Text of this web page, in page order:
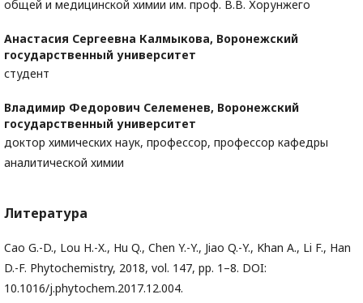
общей и медицинской химии им. проф. В.В. Хорунжего
Анастасия Сергеевна Калмыкова, Воронежский
государственный университет
студент
Владимир Федорович Селеменев, Воронежский
государственный университет
доктор химических наук, профессор, профессор кафедры
аналитической химии
Литература
Cao G.-D., Lou H.-X., Hu Q., Chen Y.-Y., Jiao Q.-Y., Khan A., Li F., Han
D.-F. Phytochemistry, 2018, vol. 147, pp. 1–8. DOI:
10.1016/j.phytochem.2017.12.004.